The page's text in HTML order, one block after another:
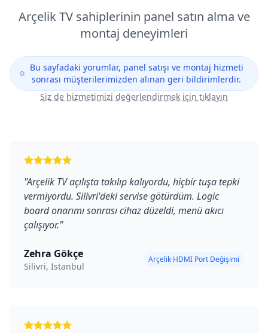
ArçelikTV sahiplerinin panel satın alma ve
montaj deneyimleri
Bu sayfadaki yorumlar, panel satışı ve montaj hizmeti
sonrası müşterilerimizden alınan geri bildirimlerdir.
Siz de hizmetimizi değerlendirmek için tıklayın
"Arçelik TV açılışta takılıp kalıyordu, hiçbir tuşa tepki
vermiyordu. Silivri'deki servise götürdüm. Logic
board onarımı sonrası cihaz düzeldi, menü akıcı
çalışıyor."
Zehra Gökçe
Silivri, İstanbul
Arçelik HDMI Port Değişimi